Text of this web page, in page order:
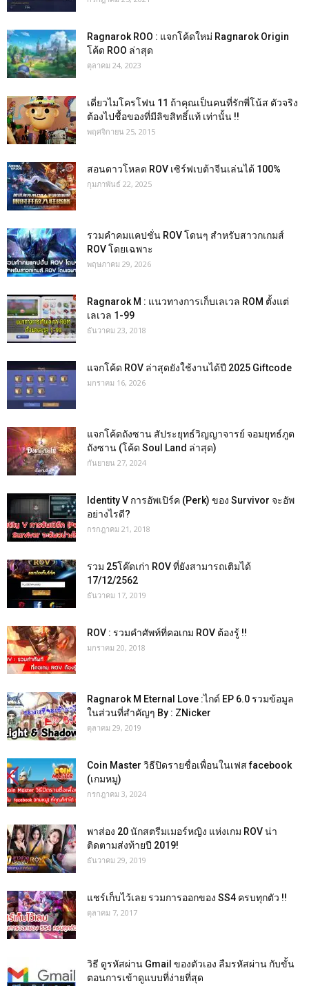
Ragnarok ROO : แจกโค้ดใหม่ Ragnarok Origin
โค้ด ROO ล่าสุด
ตุลาคม 24, 2023
เดี่ยวไมโครโฟน 11 ถ้าคุณเป็นคนที่รักพี่โน้ส ตัวจริง
ต้องไปชื้อของที่มีลิขสิทธิ์แท้ เท่านั้น !!
พฤศจิกายน 25, 2015
สอนดาวโหลด ROV เซิร์ฟเบต้าจีนเล่นได้ 100%
กุมภาพันธ์ 22, 2025
รวมคำคมแคปชั่น ROV โดนๆ สำหรับสาวกเกมส์
ROV โดยเฉพาะ
พฤษภาคม 29, 2026
Ragnarok M : แนวทางการเก็บเลเวล ROM ตั้งแต่
เลเวล 1-99
ธันวาคม 23, 2018
แจกโค้ด ROV ล่าสุดยังใช้งานได้ปี 2025 Giftcode
มกราคม 16, 2026
แจกโค้ดถังซาน สัประยุทธ์วิญญาจารย์ จอมยุทธ์ภูต
ถังซาน (โค้ด Soul Land ล่าสุด)
กันยายน 27, 2024
Identity V การอัพเปิร์ค (Perk) ของ Survivor จะอัพ
อย่างไรดี?
กรกฎาคม 21, 2018
รวม 25โค๊ดเก่า ROV ที่ยังสามารถเติมได้
17/12/2562
ธันวาคม 17, 2019
ROV : รวมคำศัพท์ที่คอเกม ROV ต้องรู้ !!
มกราคม 20, 2018
Ragnarok M Eternal Love :ไกด์ EP 6.0 รวมข้อมูล
ในส่วนที่สำคัญๆ By : ZNicker
ตุลาคม 29, 2019
Coin Master วิธีปิดรายชื่อเพื่อนในเฟส facebook
(เกมหมู)
กรกฎาคม 3, 2024
พาส่อง 20 นักสตรีมเมอร์หญิง แห่งเกม ROV น่า
ติดตามส่งท้ายปี 2019!
ธันวาคม 29, 2019
แชร์เก็บไว้เลย รวมการออกของ SS4 ครบทุกตัว !!
ตุลาคม 7, 2017
วิธี ดูรหัสผ่าน Gmail ของตัวเอง ลืมรหัสผ่าน กับขั้น
ตอนการเข้าดูแบบที่ง่ายที่สุด